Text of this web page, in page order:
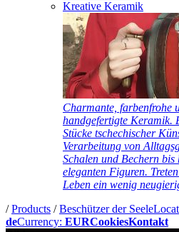
Kreative Keramik
Charmante, farbenfrohe
handgefertigte Keramik.
Stücke tschechischer
Verarbeitung von
Schalen und Bechern bis
eleganten Figuren.
Leben ein wenig
/Products /Beschützer der Seele
deCurrency: EURCookiesKontakt